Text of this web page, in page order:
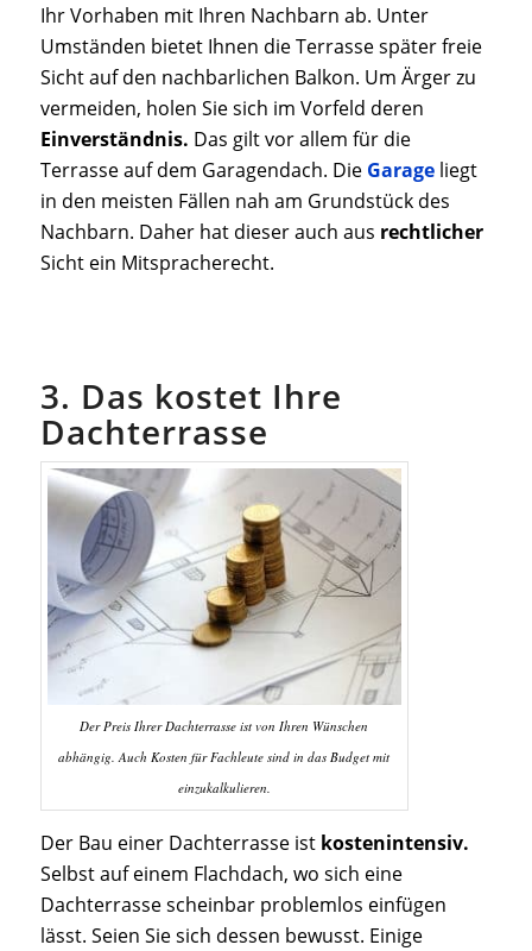
Ihr Vorhaben mit Ihren Nachbarn ab. Unter
Umständen bietet Ihnen die Terrasse später freie
Sicht auf den nachbarlichen Balkon. Um Ärger zu
vermeiden, holen Sie sich im Vorfeld deren
Einverständnis. Das gilt vor allem für die
Terrasse auf dem Garagendach. Die Garage liegt
in den meisten Fällen nah am Grundstück des
Nachbarn. Daher hat dieser auch aus rechtlicher
Sicht ein Mitspracherecht.
3. Das kostet Ihre
Dachterrasse
Der Preis Ihrer Dachterrasse ist von Ihren Wünschen
abhängig. Auch Kosten für Fachleute sind in das Budget mit
einzukalkulieren.
Der Bau einer Dachterrasse ist kostenintensiv.
Selbst auf einem Flachdach, wo sich eine
Dachterrasse scheinbar problemlos einfügen
lässt. Seien Sie sich dessen bewusst. Einige